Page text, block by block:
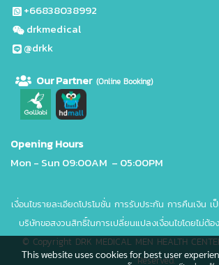
+66838038992
drkmedical
@drkk
Our Partner (Online Booking)
Opening Hours
Mon - Sun 09:00AM – 05:00PM
เงื่อนไขรายละเอียดโปรโมชั่น การรับประกัน การคืนเงิน
บริษัทขอสงวนสิทธิ์ในการเปลี่ยนแปลงเงื่อนไขโดยไม่ต้อ
© Copyright DRK MEDICAL MEN HEALTH
Reserved.
This website uses cookies for best user